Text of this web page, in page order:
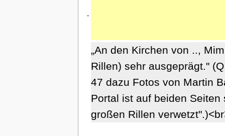
-
„An den Kirchen von ..,
Rillen) sehr ausgeprägt."
47 dazu Fotos von Martin
Portal ist auf beiden
großen Rillen